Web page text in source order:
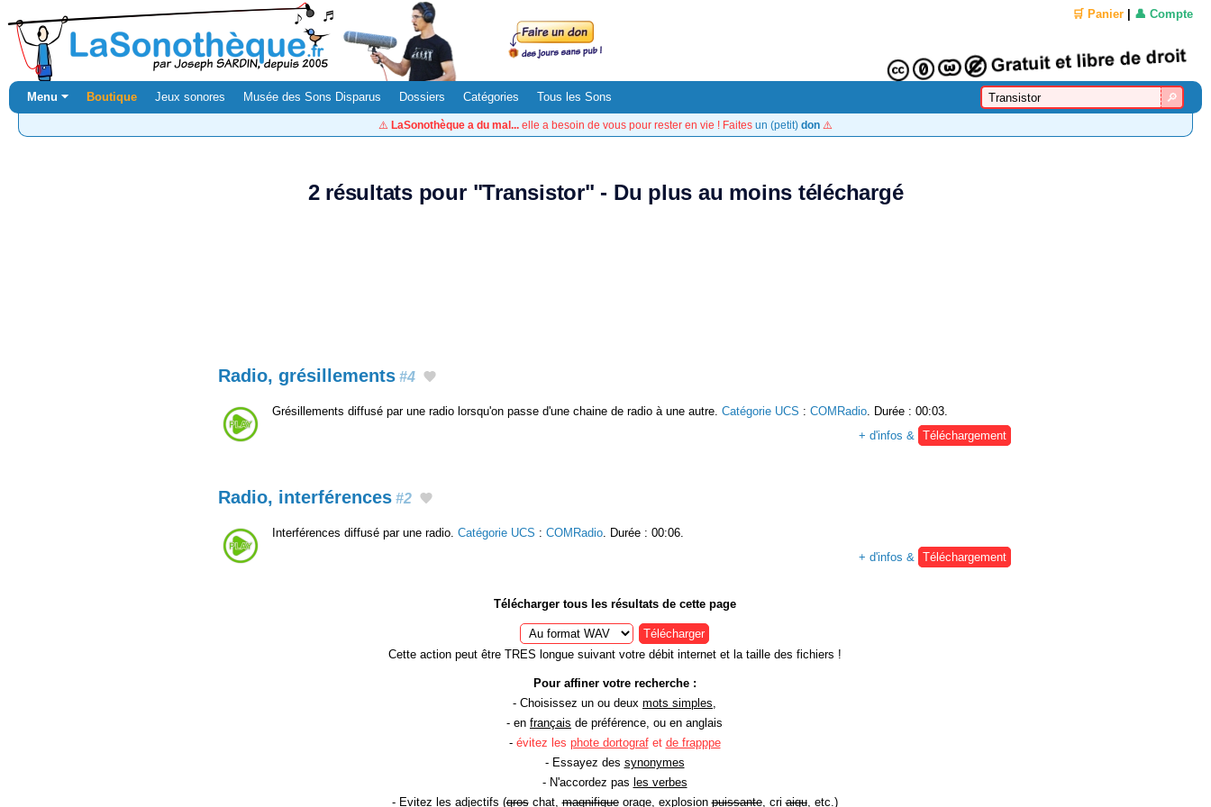
🛒 Panier 👤 Compte
Menu ⏷ Boutique Jeux sonores Musée des Sons Disparus Dossiers Catégories Tous les Sons
⚠️ LaSonothèque a du mal... elle a besoin de vous pour rester en vie ! Faites un (petit) don ⚠️
2 résultats pour "Transistor" - Du plus au moins téléchargé
Radio, grésillements #4
Grésillements diffusé par une radio lorsqu'on passe d'une chaine de radio à une autre. Catégorie UCS : COMRadio . Durée : 00:03.
+ d'infos &
Téléchargement
Radio, interférences #2
Interférences diffusé par une radio. Catégorie UCS : COMRadio . Durée : 00:06.
+ d'infos &
Téléchargement
Télécharger tous les résultats de cette page
Télécharger
Cette action peut être TRES longue suivant votre débit internet et la taille des fichiers !
Pour affiner votre recherche :
- Choisissez un ou deux mots simples
- en français de préférence, ou en anglais
- évitez les phote dortografet de frapppe
- Essayez des synonymes
- N'accordez pas les verbes
- Evitez les adjectifs (groschat,magnifiqueorage, explosionpuissante, criaigu, etc.)